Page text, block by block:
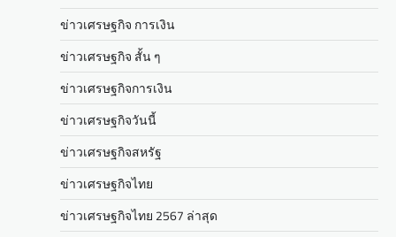
ข่าวเศรษฐกิจ การเงิน
ข่าวเศรษฐกิจ สั้น ๆ
ข่าวเศรษฐกิจการเงิน
ข่าวเศรษฐกิจวันนี้
ข่าวเศรษฐกิจสหรัฐ
ข่าวเศรษฐกิจไทย
ข่าวเศรษฐกิจไทย 2567 ล่าสุด